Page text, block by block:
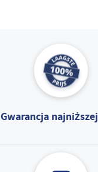
Gwarancja